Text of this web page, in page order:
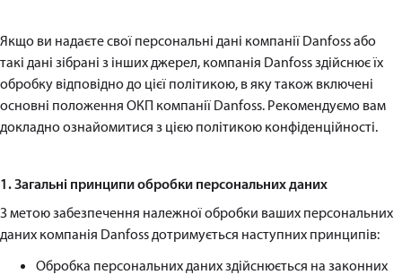
Якщо ви надаєте свої персональні дані компанії Danfoss або
такі дані зібрані з інших джерел, компанія Danfoss здійснює їх
обробку відповідно до цієї політикою, в яку також включені
основні положення ОКП компанії Danfoss. Рекомендуємо вам
докладно ознайомитися з цією політикою конфіденційності.
1. Загальні принципи обробки персональних даних
З метою забезпечення належної обробки ваших персональних
даних компанія Danfoss дотримується наступних принципів:
Обробка персональних даних здійснюється на законних